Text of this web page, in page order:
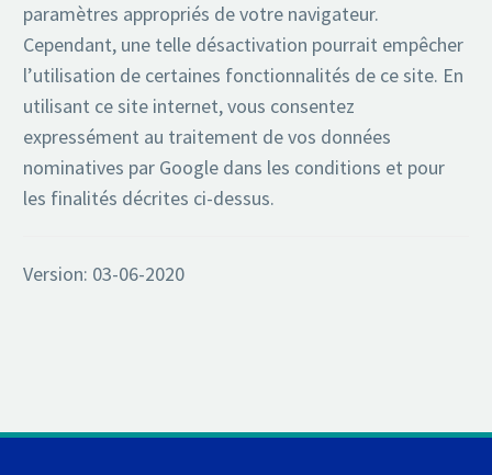
paramètres appropriés de votre navigateur.
Cependant, une telle désactivation pourrait empêcher
l’utilisation de certaines fonctionnalités de ce site. En
utilisant ce site internet, vous consentez
expressément au traitement de vos données
nominatives par Google dans les conditions et pour
les finalités décrites ci-dessus.
Version: 03-06-2020